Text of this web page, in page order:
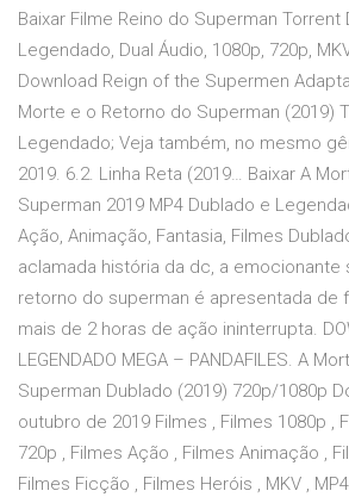
Baixar Filme Reino do Superman Torrent
Legendado, Dual Áudio, 1080p, 720p,
Download Reign of the Supermen
Morte e o Retorno do Superman (2019)
Legendado; Veja também, no mesmo
2019. 6.2. Linha Reta (2019… Baixar A
Superman 2019 MP4 Dublado e
Ação, Animação, Fantasia, Filmes
aclamada história da dc, a emocionante
retorno do superman é apresentada de
mais de 2 horas de ação ininterrupta.
LEGENDADO MEGA – PANDAFILES. A
Superman Dublado (2019) 720p/1080p
outubro de 2019 Filmes , Filmes 1080p ,
720p , Filmes Ação , Filmes Animação ,
Filmes Ficção , Filmes Heróis , MKV ,